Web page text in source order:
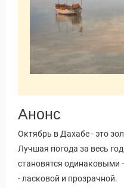
Анонс
Октябрь в Дахабе - это
Лучшая погода за весь
становятся одинаковыми
- ласковой и прозрачной.